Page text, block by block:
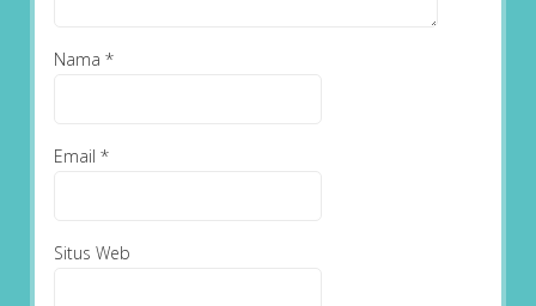
Nama *
Email *
Situs Web